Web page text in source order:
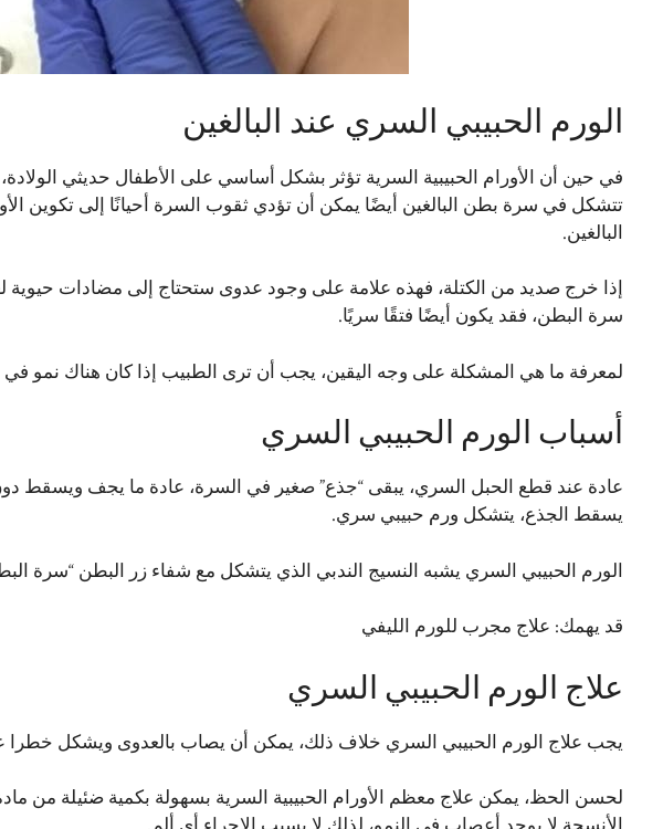
الورم الحبيبي السري عند البالغين
في حين أن الأورام الحبيبية السرية تؤثر بشكل أساسي على الأطفال حديثي
تتشكل في سرة بطن البالغين أيضًا يمكن أن تؤدي ثقوب السرة أحيانًا إلى تكوين
البالغين.
إذا خرج صديد من الكتلة، فهذه علامة على وجود عدوى ستحتاج إلى مضادات حيوية
سرة البطن، فقد يكون أيضًا فتقًا سريًا.
لمعرفة ما هي المشكلة على وجه اليقين، يجب أن ترى الطبيب إذا كان هناك نمو في
أسباب الورم الحبيبي السري
عادة عند قطع الحبل السري، يبقى “جذع” صغير في السرة، عادة ما يجف ويسقط
يسقط الجذع، يتشكل ورم حبيبي سري.
الورم الحبيبي السري يشبه النسيج الندبي الذي يتشكل مع شفاء زر البطن “سرة
قد يهمك: علاج مجرب للورم الليفي
علاج الورم الحبيبي السري
يجب علاج الورم الحبيبي السري خلاف ذلك، يمكن أن يصاب بالعدوى ويشكل
لحسن الحظ، يمكن علاج معظم الأورام الحبيبية السرية بسهولة بكمية ضئيلة من